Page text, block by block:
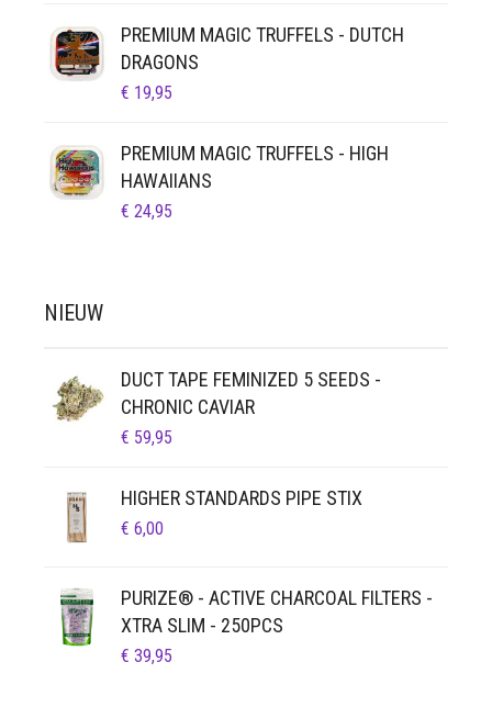
PREMIUM MAGIC TRUFFELS - DUTCH
DRAGONS
€ 19,95
PREMIUM MAGIC TRUFFELS - HIGH
HAWAIIANS
€ 24,95
NIEUW
DUCT TAPE FEMINIZED 5 SEEDS -
CHRONIC CAVIAR
€ 59,95
HIGHER STANDARDS PIPE STIX
€ 6,00
PURIZE® - ACTIVE CHARCOAL FILTERS -
XTRA SLIM - 250PCS
€ 39,95